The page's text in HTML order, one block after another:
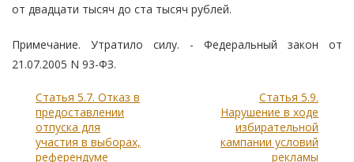
от двадцати тысяч до ста тысяч рублей.
Примечание. Утратило силу. - Федеральный закон от
21.07.2005 N 93-ФЗ.
Статья 5.7. Отказ в
предоставлении
отпуска для
участия в выборах,
референдуме
Статья 5.9.
Нарушение в ходе
избирательной
кампании условий
рекламы